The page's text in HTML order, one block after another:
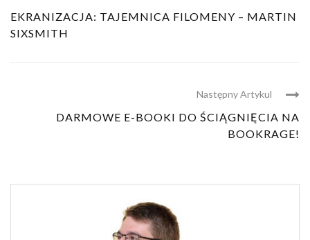
EKRANIZACJA: TAJEMNICA FILOMENY – MARTIN
SIXSMITH
Następny Artykul
DARMOWE E-BOOKI DO ŚCIĄGNIĘCIA NA
BOOKRAGE!